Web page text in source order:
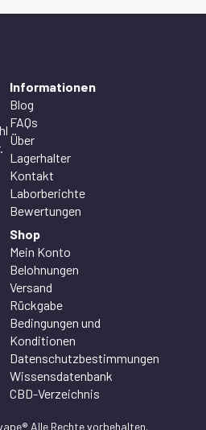
Informationen
Blog
FAQs
Über
Lagerhalter
Kontakt
Laborberichte
Bewertungen
Shop
Mein Konto
Belohnungen
Versand
Rückgabe
Bedingungen und
Konditionen
Datenschutzbestimmungen
Wissensdatenbank
CBD-Verzeichnis
Alle Rechte vorbehalten.